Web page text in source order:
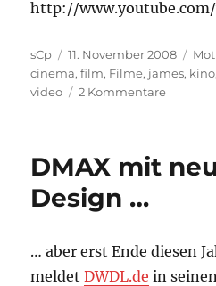
http://
Autor
sCp
Veröffentlicht
am
11. November 2008
cinema,film, Filme, james, kino
video
2 Kommentarezu
DMAX mit
Design …
… aber erst Ende diesen
meldetDWDL.de in